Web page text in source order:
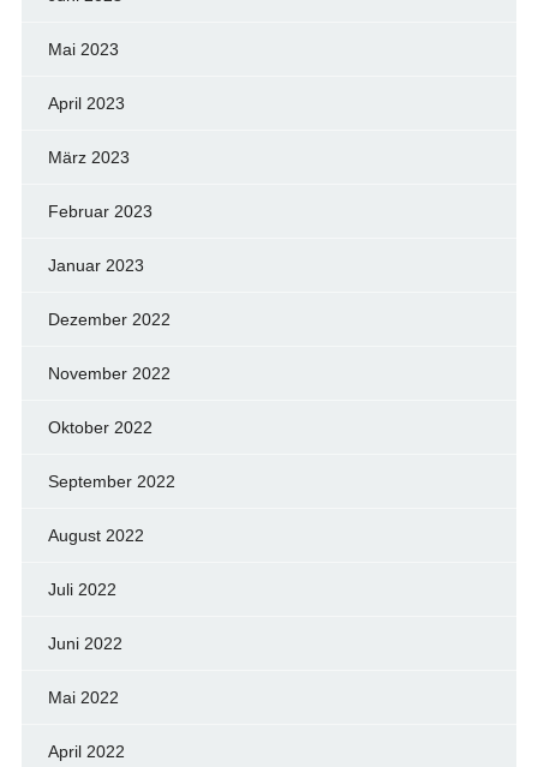
Mai 2023
April 2023
März 2023
Februar 2023
Januar 2023
Dezember 2022
November 2022
Oktober 2022
September 2022
August 2022
Juli 2022
Juni 2022
Mai 2022
April 2022